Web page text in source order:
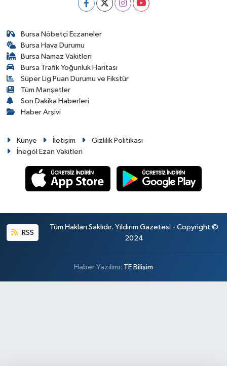
Bursa Nöbetçi Eczaneler
Bursa Hava Durumu
Bursa Namaz Vakitleri
Bursa Trafik Yoğunluk Haritası
Süper Lig Puan Durumu ve Fikstür
Tüm Manşetler
Son Dakika Haberleri
Haber Arşivi
Künye İletişim
Gizlilik Politikası
İnegöl Ezan Vakitleri
RSS
Tüm Hakları Saklıdır. Yıldırım Gazetesi - Copyright ©
2024
Haber Yazılımı: TE Bilişim